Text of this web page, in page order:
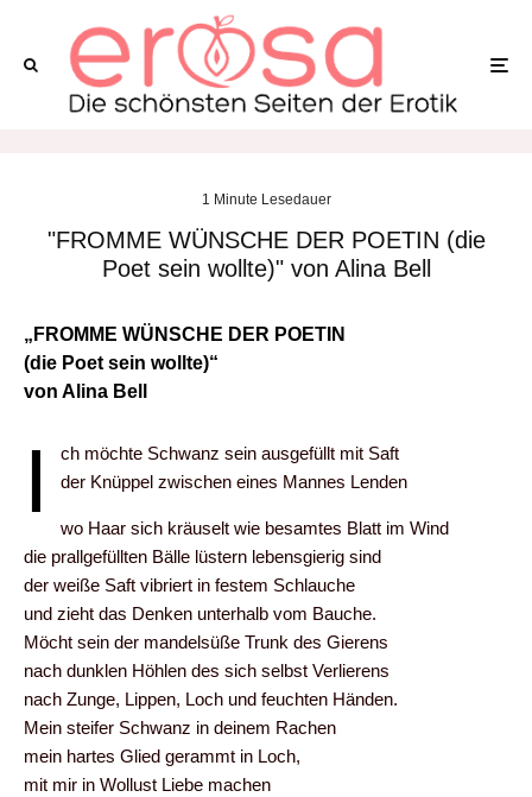
1 Minute Lesedauer
"FROMME WÜNSCHE DER POETIN (die
Poet sein wollte)" von Alina Bell
„FROMME WÜNSCHE DER POETIN
(die Poet sein wollte)“
von Alina Bell
I
ch möchte Schwanz sein ausgefüllt mit Saft
der Knüppel zwischen eines Mannes Lenden
wo Haar sich kräuselt wie besamtes Blatt im Wind
die prallgefüllten Bälle lüstern lebensgierig sind
der weiße Saft vibriert in festem Schlauche
und zieht das Denken unterhalb vom Bauche.
Möcht sein der mandelsüße Trunk des Gierens
nach dunklen Höhlen des sich selbst Verlierens
nach Zunge, Lippen, Loch und feuchten Händen.
Mein steifer Schwanz in deinem Rachen
mein hartes Glied gerammt in Loch,
mit mir in Wollust Liebe machen